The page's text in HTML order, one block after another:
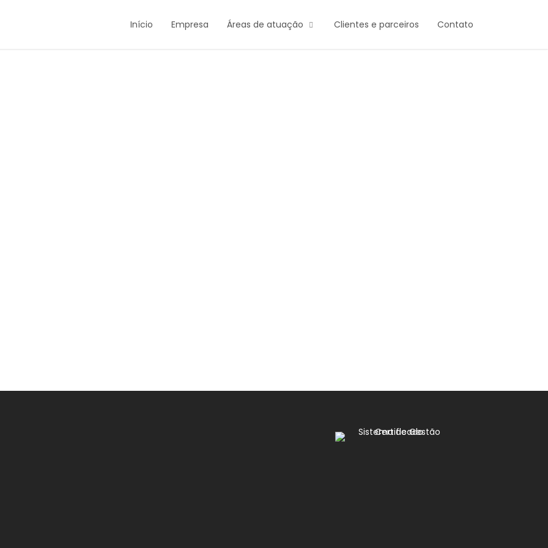
Início Empresa Áreas de atuação Clientes e parceiros Contato